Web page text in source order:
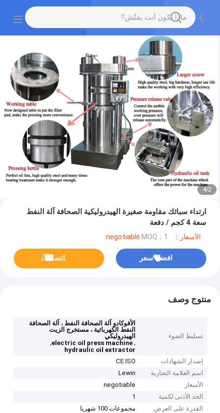
2
/
4
ارتداء سبائك مقاومة صغيرة الهيدروليكية الصحافة آلة النفط
سعة 4 كجم / دفعة
الأسعار：negotiable MOQ：1
افضل سعر ﺎﺘﺼﻟ ﺍﻶﻧ
منتوج وصف
تسليط الضوء
الأفوكادو آلة الصحافة النفط ، آلة الصحافة
النفط الكهربائية ، مستخرج الزيت
الهيدروليكي
,
electric oil press machine
,
hydraulic oil extractor
إصدار الشهادات
CE ISO
اسم العلامة التجارية
Lewin
الأسعار
negotiable
الحد الأدنى لكمية
1
القدرة على العرض
مجموعات 100 شهريا